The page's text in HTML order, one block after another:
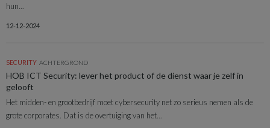
hun...
12-12-2024
SECURITY ACHTERGROND
HOB ICT Security: lever het product of de dienst waar je zelf in
gelooft
Het midden- en grootbedrijf moet cybersecurity net zo serieus nemen als de
grote corporates. Dat is de overtuiging van het...